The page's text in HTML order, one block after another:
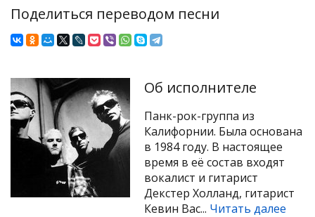
Поделиться переводом песни
Об исполнителе
Панк-рок-группа из
Калифорнии. Была основана
в 1984 году. В настоящее
время в её состав входят
вокалист и гитарист
Декстер Холланд, гитарист
Кевин Вас... Читать далее